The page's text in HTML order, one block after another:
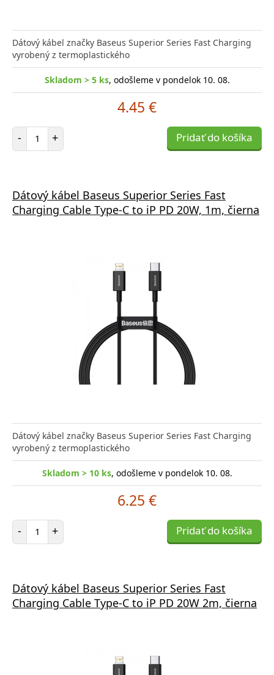
Dátový kábel značky Baseus Superior Series Fast Charging
vyrobený z termoplastického
Skladom > 5 ks, odošleme v pondelok 10. 08.
4.45 €
- Počet položiek
+ Pridať do košíka
Dátový kábel Baseus Superior Series Fast
Charging Cable Type-C to iP PD 20W, 1m, čierna
Dátový kábel značky Baseus Superior Series Fast Charging
vyrobený z termoplastického
Skladom > 10 ks, odošleme v pondelok 10. 08.
6.25 €
- Počet položiek
+ Pridať do košíka
Dátový kábel Baseus Superior Series Fast
Charging Cable Type-C to iP PD 20W 2m, čierna